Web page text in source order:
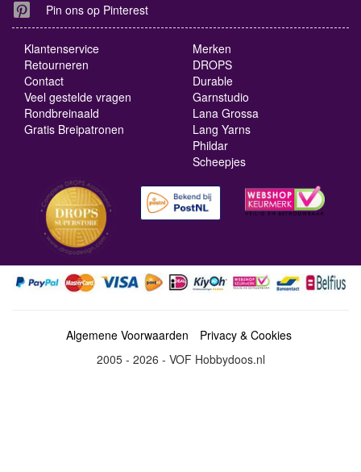
Pin ons op Pinterest
Klantenservice
Retourneren
Contact
Veel gestelde vragen
Rondbreinaald
Gratis Breipatronen
Merken
DROPS
Durable
Garnstudio
Lana Grossa
Lang Yarns
Phildar
Scheepjes
Algemene Voorwaarden
Privacy & Cookies
2005 - 2026 - VOF Hobbydoos.nl